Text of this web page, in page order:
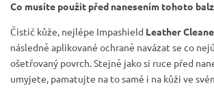
Co musíte použít před nanesením tohoto
Čistič kůže, nejlépe Impashield Leather
následně aplikované ochraně navázat se co
ošetřovaný povrch. Stejně jako si ruce před
umyjete, pamatujte na to samé i na kůži ve